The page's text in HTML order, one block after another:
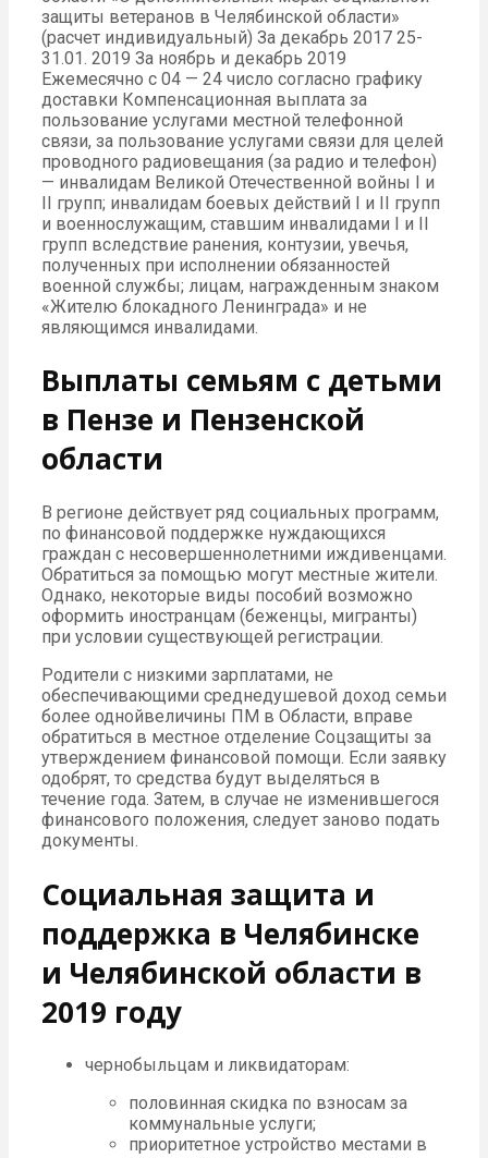
защиты ветеранов в Челябинской области»
(расчет индивидуальный) За декабрь 2017 25-
31.01. 2019 За ноябрь и декабрь 2019
Ежемесячно с 04 — 24 число согласно графику
доставки Компенсационная выплата за
пользование услугами местной телефонной
связи, за пользование услугами связи для целей
проводного радиовещания (за радио и телефон)
— инвалидам Великой Отечественной войны I и
II групп; инвалидам боевых действий I и II групп
и военнослужащим, ставшим инвалидами I и II
групп вследствие ранения, контузии, увечья,
полученных при исполнении обязанностей
военной службы; лицам, награжденным знаком
«Жителю блокадного Ленинграда» и не
являющимся инвалидами.
Выплаты семьям с детьми
в Пензе и Пензенской
области
В регионе действует ряд социальных программ,
по финансовой поддержке нуждающихся
граждан с несовершеннолетними иждивенцами.
Обратиться за помощью могут местные жители.
Однако, некоторые виды пособий возможно
оформить иностранцам (беженцы, мигранты)
при условии существующей регистрации.
Родители с низкими зарплатами, не
обеспечивающими среднедушевой доход семьи
более однойвеличины ПМ в Области, вправе
обратиться в местное отделение Соцзащиты за
утверждением финансовой помощи. Если заявку
одобрят, то средства будут выделяться в
течение года. Затем, в случае не изменившегося
финансового положения, следует заново подать
документы.
Социальная защита и
поддержка в Челябинске
и Челябинской области в
2019 году
чернобыльцам и ликвидаторам:
половинная скидка по взносам за
коммунальные услуги;
приоритетное устройство местами в